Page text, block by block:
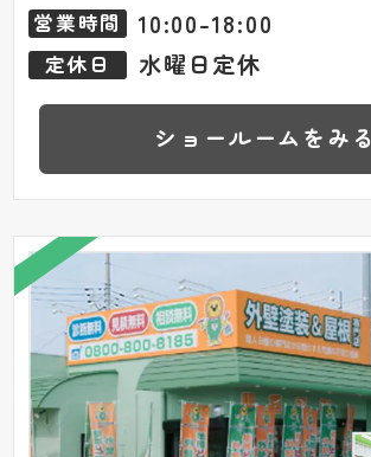
営業時間 10:00-18:00
定休日 水曜日定休
ショールームをみる